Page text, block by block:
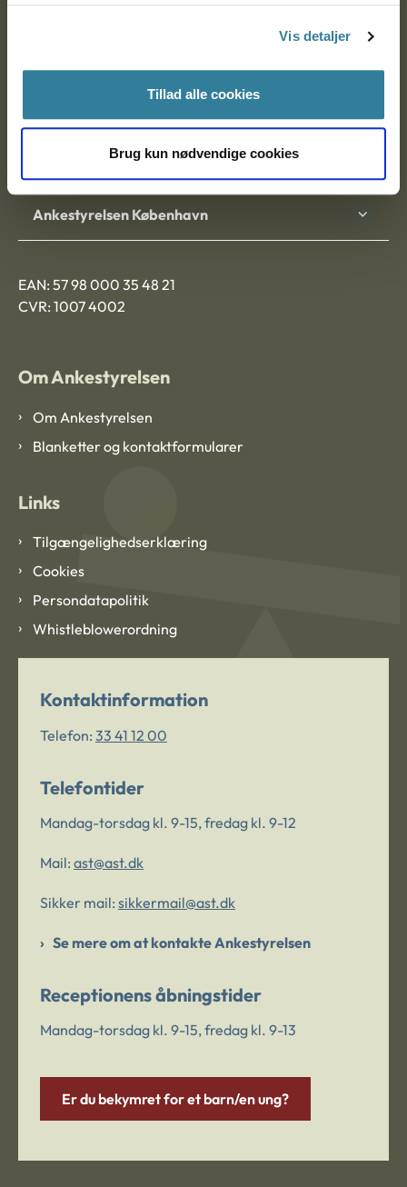
Vis detaljer
Tillad alle cookies
Brug kun nødvendige cookies
Nytorv 7, 2. sal
Ankestyrelsen Aalborg
Ankestyrelsen København
EAN: 57 98 000 35 48 21
CVR: 1007 4002
Om Ankestyrelsen
Om Ankestyrelsen
Blanketter og kontaktformularer
Links
Tilgængelighedserklæring
Cookies
Persondatapolitik
Whistleblowerordning
Kontaktinformation
Telefon: 33 41 12 00
Telefontider
Mandag-torsdag kl. 9-15, fredag kl. 9-12
Mail: ast@ast.dk
Sikker mail: sikkermail@ast.dk
Se mere om at kontakte Ankestyrelsen
Receptionens åbningstider
Mandag-torsdag kl. 9-15, fredag kl. 9-13
Er du bekymret for et barn/en ung?